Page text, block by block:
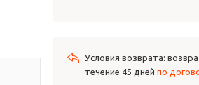
течение 45 дней по